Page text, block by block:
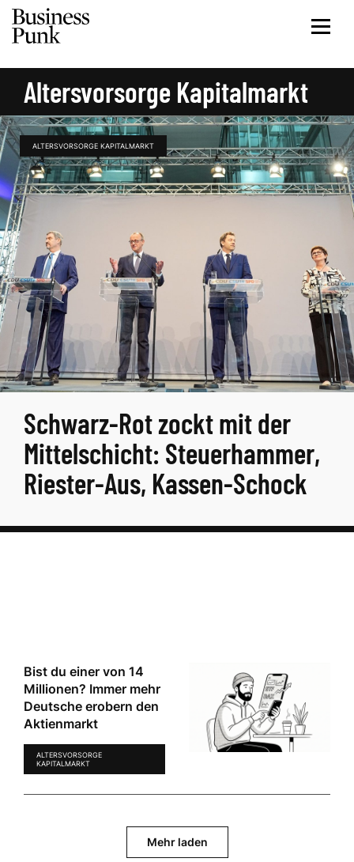
Altersvorsorge Kapitalmarkt
ALTERSVORSORGE KAPITALMARKT
Schwarz-Rot zockt mit der
Mittelschicht: Steuerhammer,
Riester-Aus, Kassen-Schock
Bist du einer von 14
Millionen? Immer mehr
Deutsche erobern den
Aktienmarkt
ALTERSVORSORGE
KAPITALMARKT
Mehr laden